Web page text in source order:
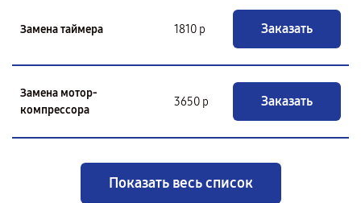
Замена таймера 1810 р Заказать
Замена мотор-
компрессора
3650 р Заказать
Показать весь список